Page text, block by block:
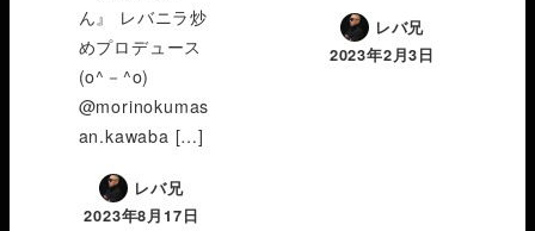
ん』 レバニラ炒
めプロデュース
(o^－^o)
@morinokumas
an.kawaba […]
レバ兄
2023年8月17日
レバ兄
2023年2月3日